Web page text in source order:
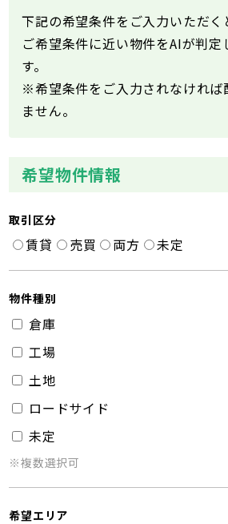
下記の希望条件をご入力いただく
ご希望条件に近い物件をAIが判定
す。
※希望条件をご入力されなければ
ません。
希望物件情報
取引区分
賃貸 売買 両方 未定
物件種別
倉庫
工場
土地
ロードサイド
未定
※複数選択可
希望エリア